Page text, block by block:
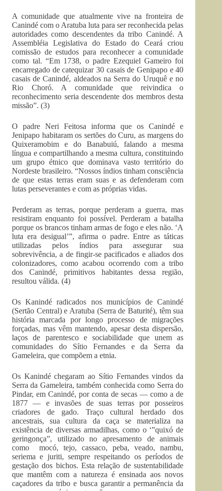
A comunidade que atualmente vive na fronteira de
Canindé com o Aratuba luta para ser reconhecida pelas
autoridades como descendentes da tribo Canindé. A
Assembléia Legislativa do Estado do Ceará criou
comissão de estudos para reconhecer a comunidade
como tal. “Em 1738, o padre Ezequiel Gameiro foi
encarregado de catequizar 30 casais de Genipapo e 40
casais de Canindé, aldeados na Serra do Uruquê e no
Rio Choró. A comunidade que reivindica o
reconhecimento seria descendente dos membros desta
missão”. (3)
O padre Neri Feitosa informa que os Canindé e
Jenipapo habitaram os sertões do Curu, as margens do
Quixeramobim e do Banabuiú, falando a mesma
língua e compartilhando a mesma cultura, constituindo
um grupo étnico que dominava vasto território do
Nordeste brasileiro. “Nossos índios tinham consciência
de que estas terras eram suas e as defenderam com
lutas perseverantes e com as próprias vidas.
Perderam as terras, porque perderam a guerra, mas
resistiram enquanto foi possível. Perderam a batalha
porque os brancos tinham armas de fogo e eles não. ‘A
luta era desigual’”, afirma o padre. Entre as táticas
utilizadas pelos índios para assegurar sua
sobrevivência, a de fingir-se pacificados e aliados dos
colonizadores, como acabou ocorrendo com a tribo
dos Canindé, primitivos habitantes dessa região,
resultou válida. (4)
Os Kanindé radicados nos municípios de Canindé
(Sertão Central) e Aratuba (Serra de Baturité), têm sua
história marcada por longo processo de migrações
forçadas, mas vêm mantendo, apesar desta dispersão,
laços de parentesco e sociabilidade que unem as
comunidades do Sítio Fernandes e da Serra da
Gameleira, que compõem a etnia.
Os Kanindé chegaram ao Sítio Fernandes vindos da
Serra da Gameleira, também conhecida como Serra do
Pindar, em Canindé, por conta de secas — como a de
1877 — e invasões de suas terras por posseiros
criadores de gado. Traço cultural herdado dos
ancestrais, sua cultura da caça se materializa na
existência de diversas armadilhas, como o ‘”quixó de
geringonça”, utilizado no apresamento de animais
como mocó, tejo, cassaco, peba, veado, nambu,
seriema e juriti, sempre respeitando os períodos de
gestação dos bichos. Esta relação de sustentabilidade
que mantêm com a natureza é ensinada aos novos
caçadores da tribo e busca garantir a permanência da